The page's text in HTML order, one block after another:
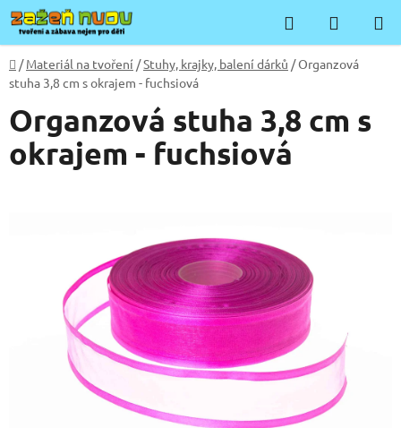
Přejít
na
obsah
Hledat
KOŠÍK
Domů
/ Materiál na tvoření /Stuhy, krajky, balení dárků /Organzová
stuha 3,8 cm s okrajem - fuchsiová
Organzová stuha 3,8 cm s
okrajem - fuchsiová